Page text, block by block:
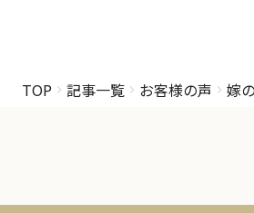
TOP 記事一覧 お客様の声 嫁